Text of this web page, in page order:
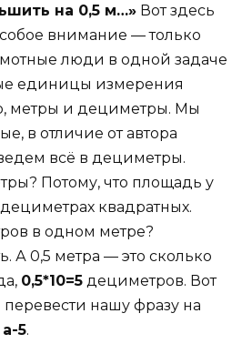
на 0,5 м…» Вот здесь
внимание — только
люди в одной задаче
единицы измерения
метры и дециметры. Мы
в отличие от автора
всё в дециметры.
Потому, что площадь у
квадратных.
в одном метре?
А 0,5 метра — это сколько
0,5*10=5 дециметров. Вот
нашу фразу на
а-5.